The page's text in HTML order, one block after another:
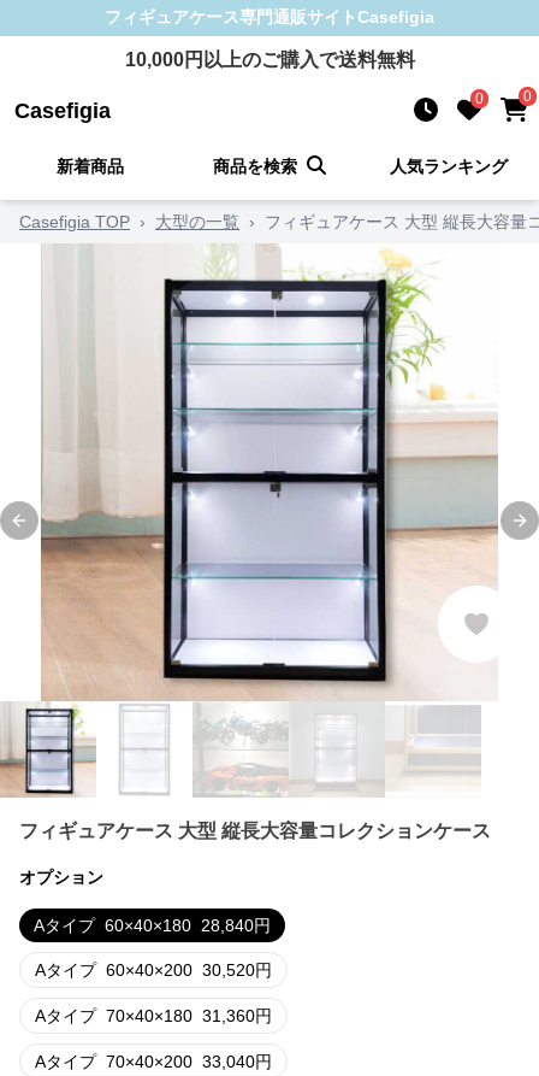
フィギュアケース専門通販サイトCasefigia
10,000円以上のご購入で送料無料
Casefigia 0 0
新着商品 商品を検索 人気ランキング
Casefigia TOP › 大型の一覧 › フィギュアケース 大型 縦長大容量
Previous slide
フィギュアケース 大型 縦長大容量コレクションケース
オプション
Aタイプ 60×40×180 28,840円
Aタイプ 60×40×200 30,520円
Aタイプ 70×40×180 31,360円
Aタイプ 70×40×200 33,040円